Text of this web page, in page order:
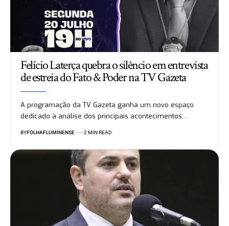
Felício Laterça quebra o silêncio em entrevista
de estreia do Fato & Poder na TV Gazeta
A programação da TV Gazeta ganha um novo espaço
dedicado à análise dos principais acontecimentos…
BYFOLHAFLUMINENSE 2 MIN READ